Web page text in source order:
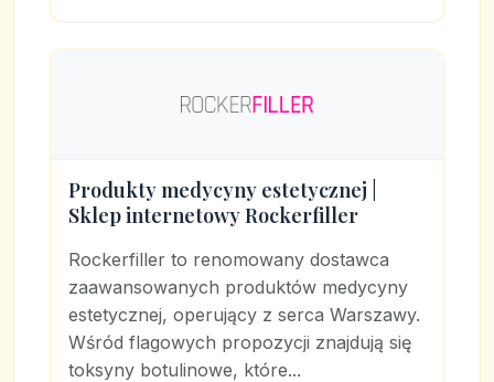
Produkty medycyny estetycznej |
Sklep internetowy Rockerfiller
Rockerfiller to renomowany dostawca
zaawansowanych produktów medycyny
estetycznej, operujący z serca Warszawy.
Wśród flagowych propozycji znajdują się
toksyny botulinowe, które...